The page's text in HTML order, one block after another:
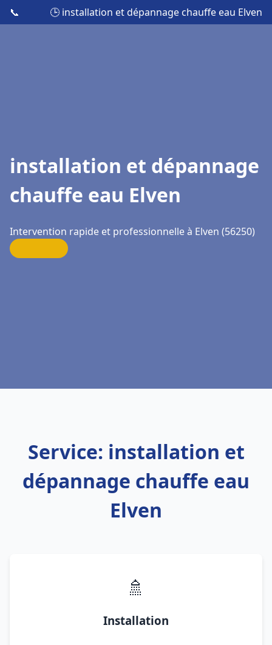
📞 🕒 installation et dépannage chauffe eau Elven
installation et dépannage
chauffe eau Elven
Intervention rapide et professionnelle à Elven (56250)
Service: installation et
dépannage chauffe eau
Elven
🚿
Installation